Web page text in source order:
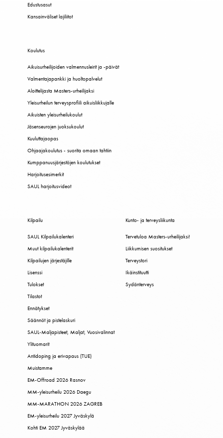
Edustusasut
Kansainväliset lajiliitot
Koulutus
Aikuisurheilijoiden valmennusleirit ja -päivät
Valmentajapankki ja huoltopalvelut
Aloittelijasta Masters-urheilijaksi
Yleisurheilun terveysprofiili aikuisliikkujalle
Aikuisten yleisurheilukoulut
Jäsenseurojen juoksukoulut
Kuuluttajaopas
Ohjaajakoulutus - suorita omaan tahtiin
Kumppanuusjärjestöjen koulutukset
Harjoitusesimerkit
SAUL harjoitusvideot
Kilpailu
SAUL Kilpailukalenteri
Muut kilpailukalenterit
Kilpailujen järjestäjille
Lisenssi
Tulokset
Tilastot
Ennätykset
Säännöt ja pistelaskuri
SAUL-Maljapisteet, Maljat, Vuosivalinnat
Ylituomarit
Antidoping ja erivapaus (TUE)
Muistamme
EM-Offroad 2026 Rasnov
MM-yleisurheilu 2026 Daegu
MM-MARATHON 2026 ZAGREB
EM-yleisurheilu 2027 Jyväskylä
Kohti EM 2027 Jyväskylää
Kunto- ja terveysliikunta
Tervetuloa Masters-urheilijaksi!
Liikkumisen suositukset
Terveystori
Ikäinstituutti
Sydänterveys